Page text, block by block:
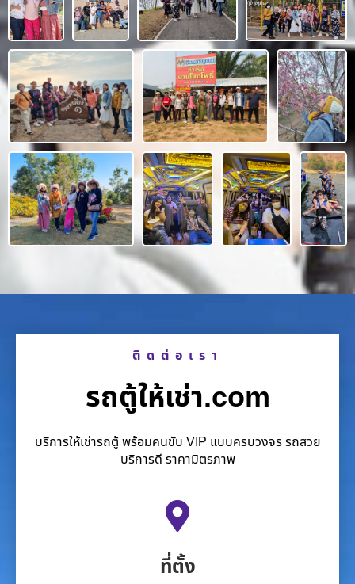
ติดต่อเรา
รถตู้ให้เช่า.com
บริการให้เช่ารถตู้ พร้อมคนขับ VIP แบบครบวงจร รถสวย
บริการดี ราคามิตรภาพ
ที่ตั้ง